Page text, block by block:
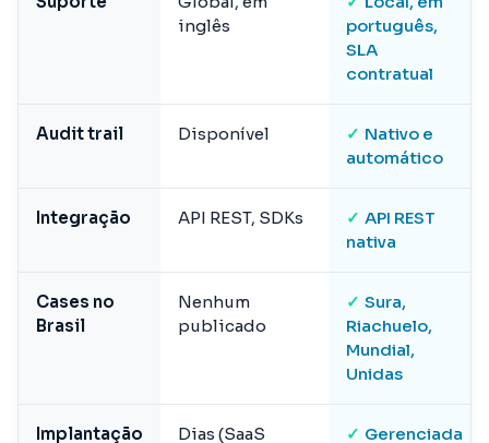
inglês
português,
SLA
contratual
Audit trail Disponível ✓ Nativo e
automático
Integração API REST, SDKs ✓ API REST
nativa
Cases no
Brasil
Nenhum
publicado
✓ Sura,
Riachuelo,
Mundial,
Unidas
Implantação Dias (SaaS ✓ Gerenciada